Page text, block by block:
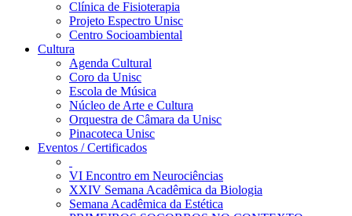
Clínica de Fisioterapia
Projeto Espectro Unisc
Centro Socioambiental
Cultura
Agenda Cultural
Coro da Unisc
Escola de Música
Núcleo de Arte e Cultura
Orquestra de Câmara da Unisc
Pinacoteca Unisc
Eventos / Certificados
VI Encontro em Neurociências
XXIV Semana Acadêmica da Biologia
Semana Acadêmica da Estética